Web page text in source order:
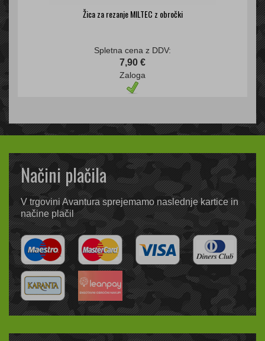
Žica za rezanje MILTEC z obročki
Spletna cena z DDV:
7,90 €
Zaloga
Načini plačila
V trgovini Avantura sprejemamo naslednje kartice in
načine plačil